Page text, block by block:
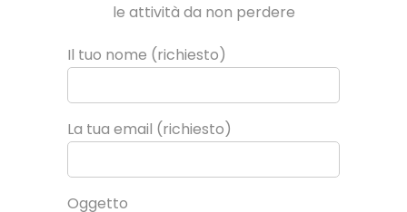
le attività da non perdere
Il tuo nome (richiesto)
La tua email (richiesto)
Oggetto